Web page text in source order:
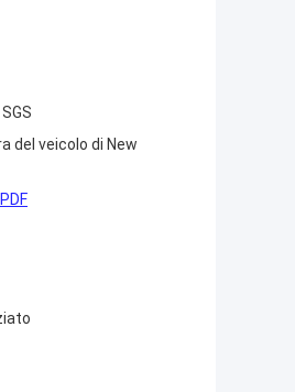
del veicolo di New